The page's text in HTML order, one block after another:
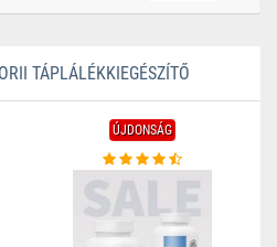
TÁPLÁLÉKKIEGÉSZÍTŐ
ÚJDONSÁG